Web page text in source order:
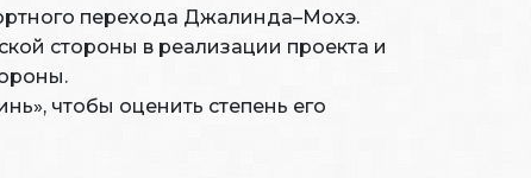
перехода Джалинда–Мохэ.
стороны в реализации проекта и
чтобы оценить степень его